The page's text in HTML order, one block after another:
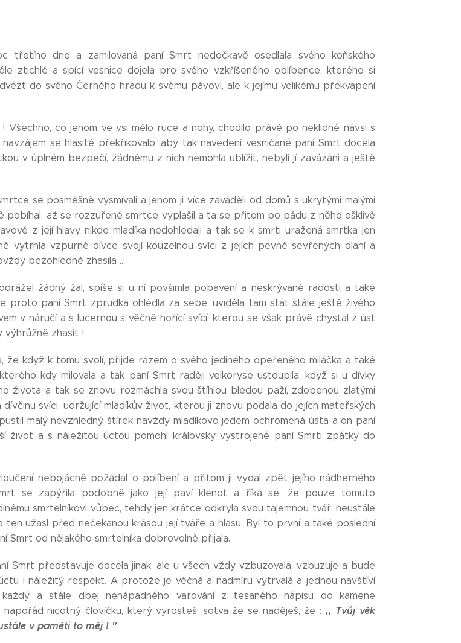
třetího dne a zamilovaná paní Smrt nedočkavě osedlala svého koňského
ztichlé a spící vesnice dojela pro svého vzkříšeného oblíbence, kterého si
do svého Černého hradu k svému pávovi, ale k jejímu velikému překvapení
Všechno, co jenom ve vsi mělo ruce a nohy, chodilo právě po neklidné návsi s
se hlasitě překřikovalo, aby tak navedení vesničané paní Smrt docela
v úplném bezpečí, žádnému z nich nemohla ublížit, nebyli jí zavázáni a ještě
se posměšně vysmívali a jenom ji více zaváděli od domů s ukrytými malými
pobíhal, až se rozzuřené smrtce vyplašil a ta se přitom po pádu z něho ošklivě
z její hlavy nikde mladíka nedohledali a tak se k smrti uražená smrtka jen
vytrhla vzpurné dívce svojí kouzelnou svíci z jejích pevně sevřených dlaní a
bezohledně zhasila ...
žádný žal, spíše si u ní povšimla pobavení a neskrývané radosti a také
proto paní Smrt zprudka ohlédla za sebe, uviděla tam stát stále ještě živého
v náručí a s lucernou s věčně hořící svící, kterou se však právě chystal z úst
výhrůžně zhasit !
že když k tomu svolí, přijde rázem o svého jediného opeřeného miláčka a také
kdy milovala a tak paní Smrt raději velkoryse ustoupila, když si u dívky
života a tak se znovu rozmáchla svou štíhlou bledou paží, zdobenou zlatými
svíci, udržující mladíkův život, kterou ji znovu podala do jejích mateřských
malý nevzhledný štírek navždy mladíkovo jedem ochromená ústa a on paní
život a s náležitou úctou pomohl královsky vystrojené paní Smrti zpátky do
nebojácně požádal o políbení a přitom ji vydal zpět jejího nádherného
se zapýřila podobně jako její paví klenot a říká se, že pouze tomuto
smrtelníkovi vůbec, tehdy jen krátce odkryla svou tajemnou tvář, neustále
ten užasl před nečekanou krásou její tváře a hlasu. Byl to první a také poslední
Smrt od nějakého smrtelníka dobrovolně přijala.
Smrt představuje docela jinak, ale u všech vždy vzbuzovala, vzbuzuje a bude
i náležitý respekt. A protože je věčná a nadmíru vytrvalá a jednou navštíví
a stále dbej nenápadného varování z tesaného nápisu do kamene
napořád nicotný človíčku, který vyrosteš, sotva že se naděješ, že : ,, Tvůj věk
v paměti to měj ! ''